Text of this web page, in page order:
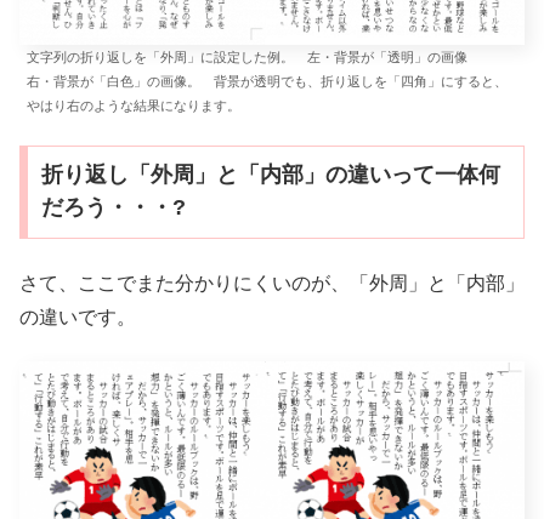
文字列の折り返しを「外周」に設定した例。 左・背景が「透明」の画像
右・背景が「白色」の画像。 背景が透明でも、折り返しを「四角」にすると、
やはり右のような結果になります。
折り返し「外周」と「内部」の違いって一体何
だろう・・・?
さて、ここでまた分かりにくいのが、「外周」と「内部」
の違いです。